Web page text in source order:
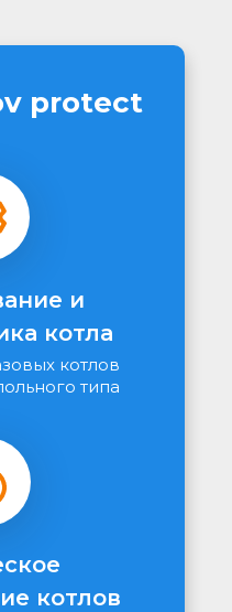
котлов
и
котла
protect
котлов
типа